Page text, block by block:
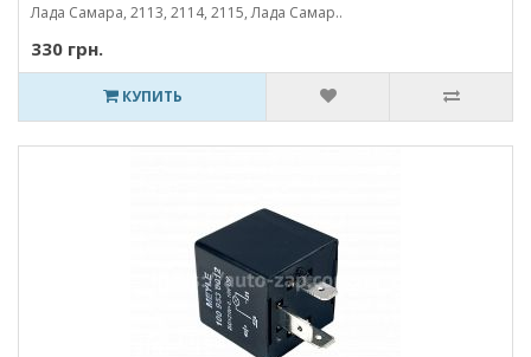
Лада Самара, 2113, 2114, 2115, Лада Самар..
330 грн.
КУПИТЬ